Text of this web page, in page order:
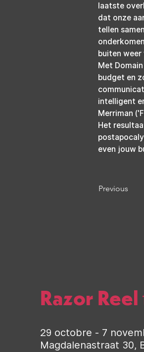
laatste
dat onze
tellen
buiten
Met
budget en
intelligent
Merriman
Het
even jouw
Previous
Razor Reel
29 octobre - 7
Magdalenastraat 30,